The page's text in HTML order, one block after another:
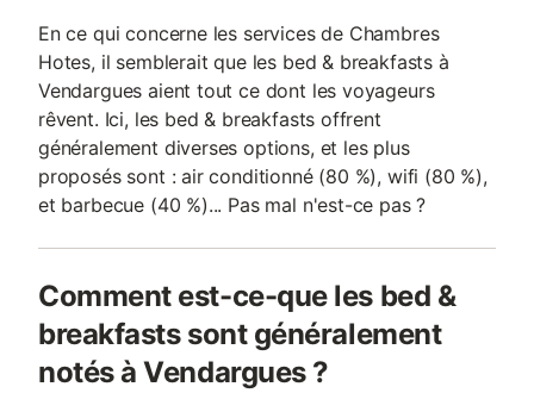
En ce qui concerne les services de Chambres
Hotes, il semblerait que les bed & breakfasts à
Vendargues aient tout ce dont les voyageurs
rêvent. Ici, les bed & breakfasts offrent
généralement diverses options, et les plus
proposés sont : air conditionné (80 %), wifi (80 %),
et barbecue (40 %)... Pas mal n'est-ce pas ?
Comment est-ce-que les bed &
breakfasts sont généralement
notés à Vendargues ?